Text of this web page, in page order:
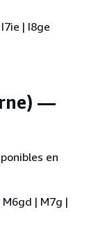
| I8ge
—
en
| M7g |